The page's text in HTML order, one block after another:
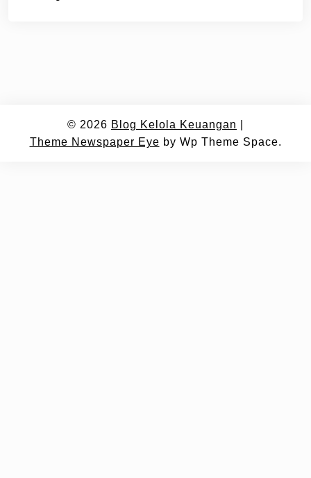
© 2026 Blog Kelola Keuangan
Theme Newspaper Eye by Wp Theme Space.